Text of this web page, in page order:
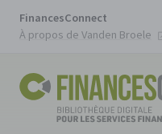
FinancesConnect
À propos de Vanden Broele